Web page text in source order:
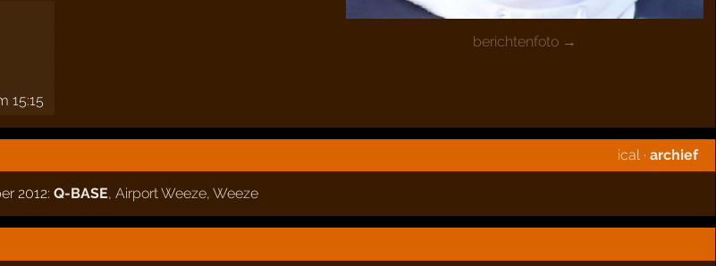
berichtenfoto →
15:15
ical· archief
2012: Q-BASE, Airport Weeze, Weeze